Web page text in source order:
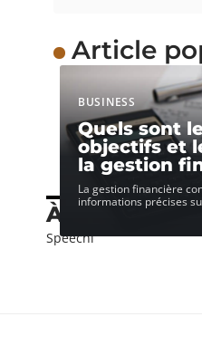
Article
BUSINESS
Quels sont
objectifs et
la gestion
La gestion financière
informations précises
À découvrir
Speechi